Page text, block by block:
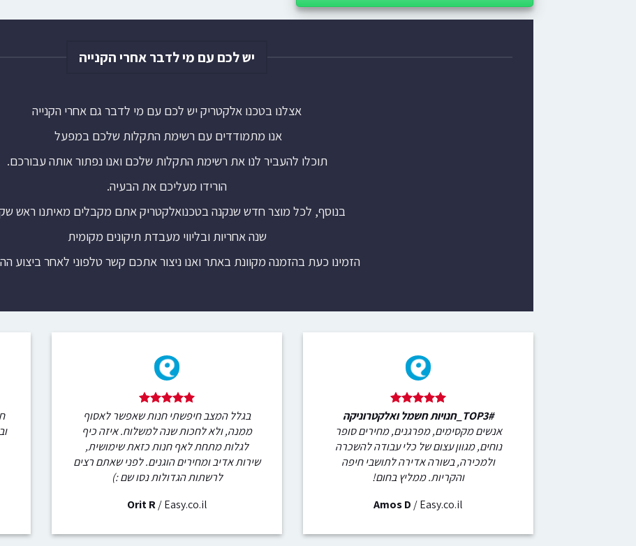
יש לכם עם מי לדבר אחרי הקנייה
אצלנו בטכנו אלקטריק יש לכם עם מי לדבר גם אחרי הקנייה
אנו מתמודדים עם רשימת התקלות שלכם במפעל
תוכלו להעביר לנו את רשימת התקלות שלכם ואנו נפתור אותה עבורכם.
הורידו מעליכם את הבעיה.
בנוסף, לכל מוצר חדש שנקנה בטכנואלקטריק אתם מקבלים מאיתנו ראש
שנה אחריות ובליווי מעבדת תיקונים מקומית
הזמינו כעת בהזמנה מקוונת באתר ואנו ניצור אתכם קשר טלפוני לאחר ביצוע
#TOP3_חנויות חשמל ואלקטרוניקה
אנשים מקסימים, מפרגנים, מחירים סופר
נוחים, מגוון עצום של כלי עבודה להשכרה
ולמכירה, בשורה אדירה לתושבי חיפה
והקריות. ממליץ בחום!
Amos D /Easy.co.il
בגלל המצב חיפשתי חנות שאפשר לאסוף
ממנה, ולא לחכות שנה למשלוח. איזה כיף
לגלות מתחת לאף חנות כזאת שימושית,
שירות אדיב ומחירים הוגנים. לפני שאתם רצים
לרשתות הגדולות נסו שם :)
Orit R /Easy.co.il